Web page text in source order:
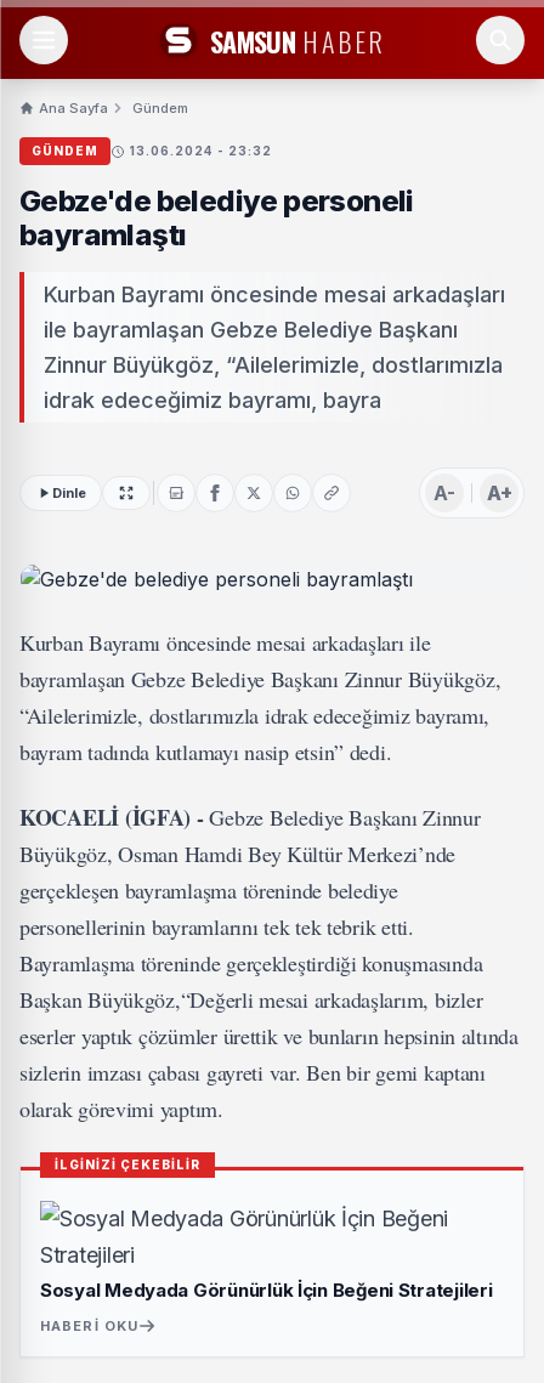
SAMSUN HABER
Ana Sayfa Gündem
GÜNDEM 13.06.2024 - 23:32
Gebze'de belediye personeli
bayramlaştı
Kurban Bayramı öncesinde mesai arkadaşları
ile bayramlaşan Gebze Belediye Başkanı
Zinnur Büyükgöz, “Ailelerimizle, dostlarımızla
idrak edeceğimiz bayramı, bayra
Dinle A- A+
Kurban Bayramı öncesinde mesai arkadaşları ile
bayramlaşan Gebze Belediye Başkanı Zinnur Büyükgöz,
“Ailelerimizle, dostlarımızla idrak edeceğimiz bayramı,
bayram tadında kutlamayı nasip etsin” dedi.
KOCAELİ (İGFA) -Gebze Belediye Başkanı Zinnur
Büyükgöz, Osman Hamdi Bey Kültür Merkezi’nde
gerçekleşen bayramlaşma töreninde belediye
personellerinin bayramlarını tek tek tebrik etti.
Bayramlaşma töreninde gerçekleştirdiği konuşmasında
Başkan Büyükgöz,“Değerli mesai arkadaşlarım, bizler
eserler yaptık çözümler ürettik ve bunların hepsinin altında
sizlerin imzası çabası gayreti var. Ben bir gemi kaptanı
olarak görevimi yaptım.
İLGİNİZİ ÇEKEBİLİR
Sosyal Medyada Görünürlük İçin Beğeni Stratejileri
HABERI OKU